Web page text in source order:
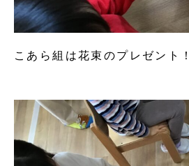
こあら組は花束のプレゼント！